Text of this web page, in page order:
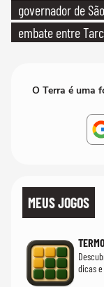
governador de
embate entre
O Terra é uma
MEUS JOGOS
TERMO
dicas